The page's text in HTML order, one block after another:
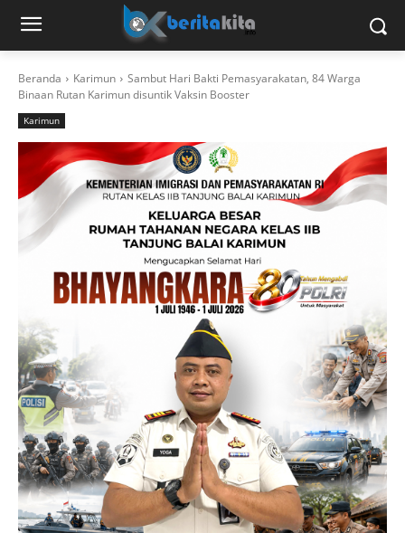
Beranda Karimun
Sambut Hari Bakti Pemasyarakatan, 84 Warga
Binaan Rutan Karimun disuntik Vaksin Booster
Karimun